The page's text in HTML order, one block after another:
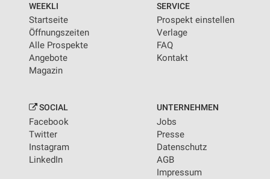
WEEKLI
Startseite
Öffnungszeiten
Alle Prospekte
Angebote
Magazin
SERVICE
Prospekt einstellen
Verlage
FAQ
Kontakt
SOCIAL
Facebook
Twitter
Instagram
LinkedIn
UNTERNEHMEN
Jobs
Presse
Datenschutz
AGB
Impressum